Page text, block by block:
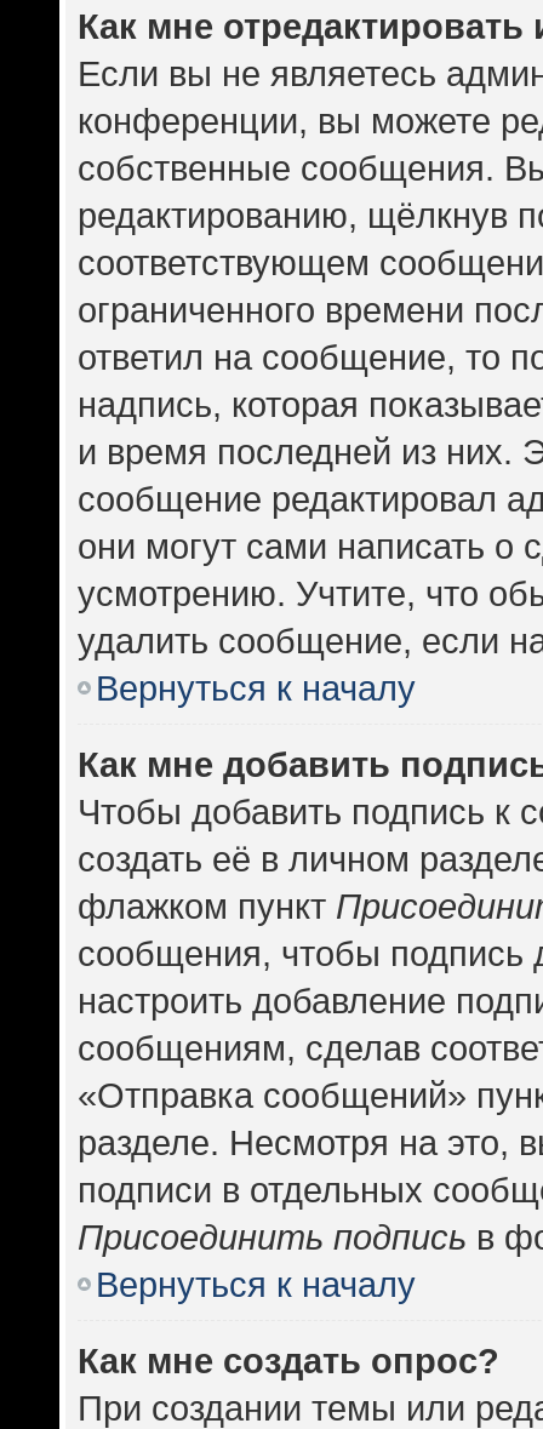
Как мне
Если вы не являетесь
конференции, вы можете
собственные сообщения.
редактированию, щёлкнув
соответствующем
ограниченного времени
ответил на сообщение, то
надпись, которая
и время последней из них.
сообщение редактировал
они могут сами написать о
усмотрению. Учтите, что
удалить сообщение, если
Вернуться к началу
Как мне добавить
Чтобы добавить подпись
создать её в личном
флажком пункт
сообщения, чтобы подпись
настроить добавление
сообщениям, сделав
«Отправка сообщений»
разделе. Несмотря на это,
подписи в отдельных
Присоединить подпись в
Вернуться к началу
Как мне создать опрос?
При создании темы или